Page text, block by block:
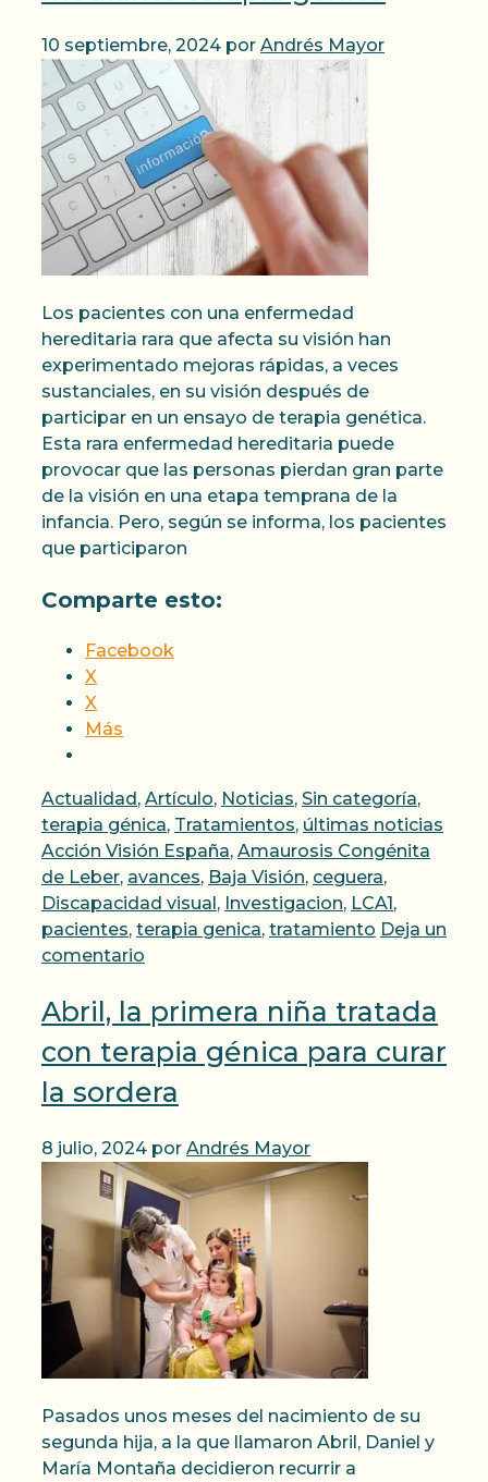
10 septiembre, 2024 por Andrés Mayor
Los pacientes con una enfermedad
hereditaria rara que afecta su visión han
experimentado mejoras rápidas, a veces
sustanciales, en su visión después de
participar en un ensayo de terapia genética.
Esta rara enfermedad hereditaria puede
provocar que las personas pierdan gran parte
de la visión en una etapa temprana de la
infancia. Pero, según se informa, los pacientes
que participaron
Comparte esto:
Facebook
X
X
Más
Categorías
Actualidad , Artículo, Noticias, Sin categoría,
terapia génica, Tratamientos, últimas noticias
Etiquetas
Acción Visión España, Amaurosis Congénita
de Leber, avances, Baja Visión, ceguera,
Discapacidad visual , Investigacion, LCA1 ,
pacientes, terapia genica, tratamiento Deja un
comentario
Abril, la primera niña tratada
con terapia génica para curar
la sordera
8 julio, 2024 por Andrés Mayor
Pasados unos meses del nacimiento de su
segunda hija, a la que llamaron Abril, Daniel y
María Montaña decidieron recurrir a